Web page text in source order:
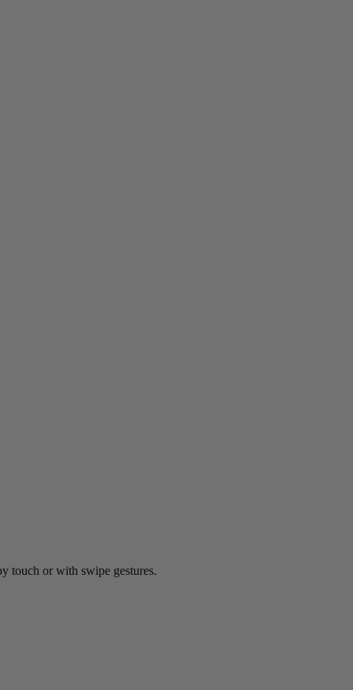
touch or with swipe gestures.